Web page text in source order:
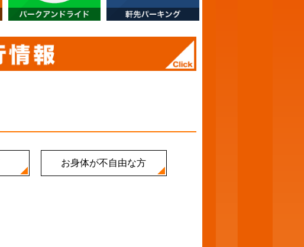
お身体が不自由な方